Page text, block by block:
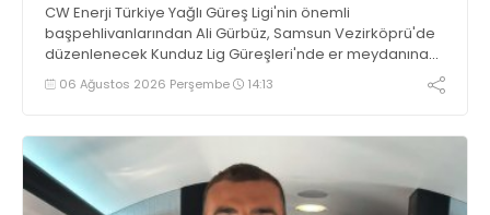
CW Enerji Türkiye Yağlı Güreş Ligi'nin önemli
başpehlivanlarından Ali Gürbüz, Samsun Vezirköprü'de
düzenlenecek Kunduz Lig Güreşleri'nde er meydanına
çıkmayacak.
06 Ağustos 2026 Perşembe 14:13